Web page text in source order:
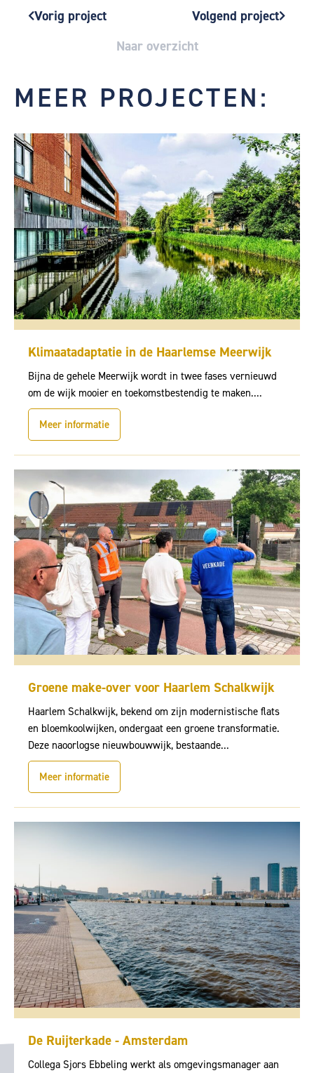
Vorige
Vorig project Volgend project
Naar overzicht
MEER PROJECTEN:
Klimaatadaptatie in de Haarlemse Meerwijk
Bijna de gehele Meerwijk wordt in twee fases vernieuwd
om de wijk mooier en toekomstbestendig te maken....
Meer informatie
Groene make-over voor Haarlem Schalkwijk
Haarlem Schalkwijk, bekend om zijn modernistische flats
en bloemkoolwijken, ondergaat een groene transformatie.
Deze naoorlogse nieuwbouwwijk, bestaande...
Meer informatie
De Ruijterkade - Amsterdam
Collega Sjors Ebbeling werkt als omgevingsmanager aan